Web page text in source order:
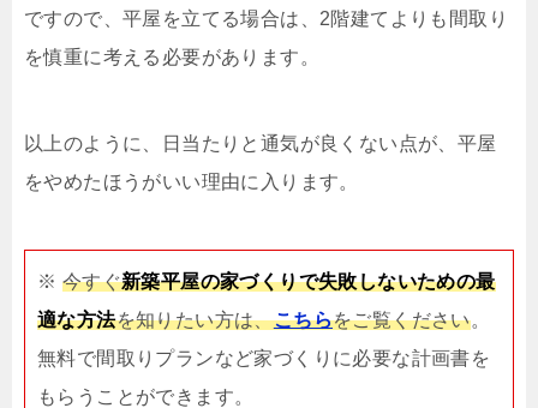
ですので、平屋を立てる場合は、2階建てよりも間取り
を慎重に考える必要があります。
以上のように、日当たりと通気が良くない点が、平屋
をやめたほうがいい理由に入ります。
※ 今すぐ新築平屋の家づくりで失敗しないための最
適な方法を知りたい方は、こちらをご覧ください。
無料で間取りプランなど家づくりに必要な計画書を
もらうことができます。